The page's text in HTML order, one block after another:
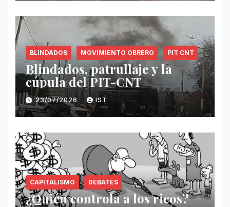
BLINDADOS MOVIMIENTO OBRERO PIT CNT
Blindados, patrullaje y la
cúpula del PIT-CNT
23/07/2026 IST
CAPITALISMO DEBATES
¿Quién controla a los ricos?